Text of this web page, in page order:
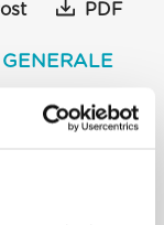
PDF
casa e la